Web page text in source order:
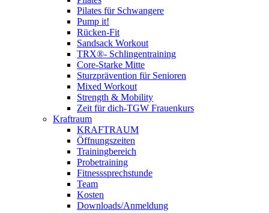
Pilates für Schwangere
Pump it!
Rücken-Fit
Sandsack Workout
TRX®- Schlingentraining
Core-Starke Mitte
Sturzprävention für Senioren
Mixed Workout
Strength & Mobility
Zeit für dich-TGW Frauenkurs
Kraftraum
KRAFTRAUM
Öffnungszeiten
Trainingbereich
Probetraining
Fitnesssprechstunde
Team
Kosten
Downloads/Anmeldung